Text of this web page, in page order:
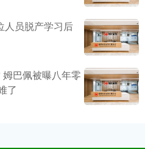
人员脱产学习后
巴佩被曝八年零
了